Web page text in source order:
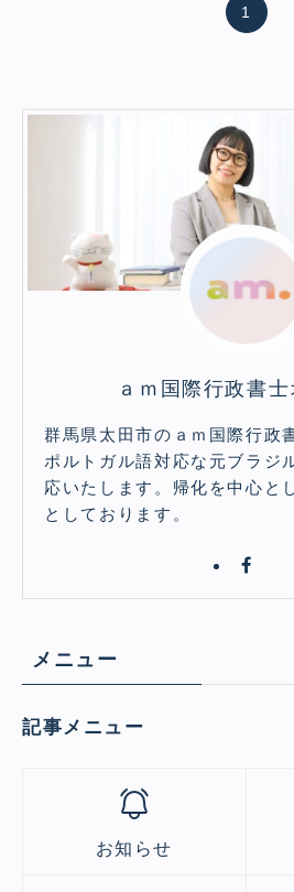
1
ａｍ国際行政書
群馬県太田市のａｍ国際行政
ポルトガル語対応な元ブラジ
応いたします。帰化を中心と
としております。
メニュー
記事メニュー
お知らせ